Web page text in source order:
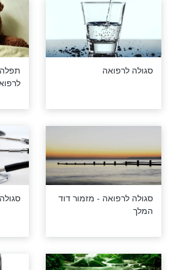
סגולה
סגולה נגד
בדיאטה
מצוות